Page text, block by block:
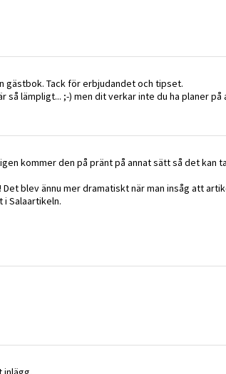
gästbok. Tack för erbjudandet och tipset.
så lämpligt... ;-) men dit verkar inte du ha planer på
kommer den på pränt på annat sätt så det kan
blev ännu mer dramatiskt när man insåg att
Salaartikeln.